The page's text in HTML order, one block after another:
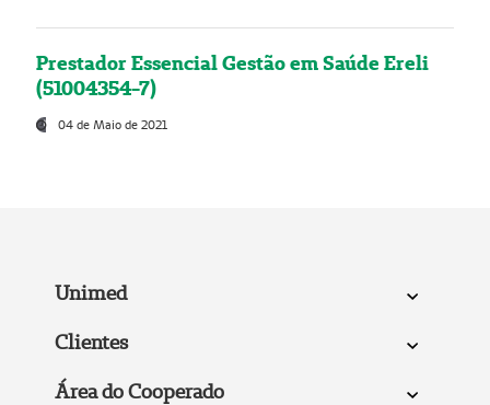
Prestador Essencial Gestão em Saúde Ereli
(51004354-7)
04 de Maio de 2021
Unimed
Clientes
Área do Cooperado